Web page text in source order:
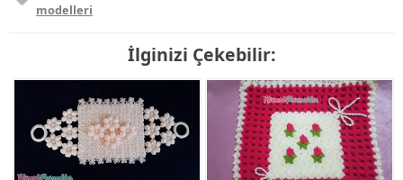
modelleri
İlginizi Çekebilir: